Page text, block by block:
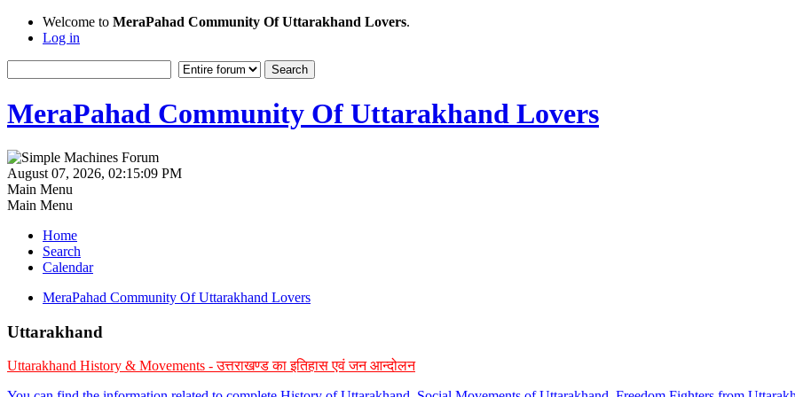
Welcome to MeraPahad Community Of Uttarakhand Lovers.
Log in
MeraPahad Community Of Uttarakhand Lovers
August 07, 2026, 02:15:09 PM
Main Menu
Main Menu
Home
Search
Calendar
MeraPahad Community Of Uttarakhand Lovers
Uttarakhand
Uttarakhand History & Movements - उत्तराखण्ड का इतिहास एवं जन आन्दोलन